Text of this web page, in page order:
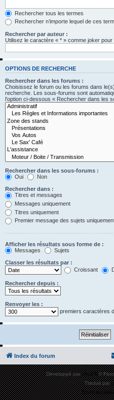
Rechercher tous les termes
Rechercher n’importe lequel de ces
Rechercher par auteur :
Utilisez le caractère « * » comme joker pour
OPTIONS DE RECHERCHE
Rechercher dans les forums :
Choisissez le forum ou les forums dans
recherche. Les sous-forums sont
l’option ci-dessous « Rechercher dans les
Rechercher dans les sous-forums :
Oui
Non
Rechercher dans :
Titres et messages
Messages uniquement
Titres uniquement
Premier message des sujets
Afficher les résultats sous forme de :
Messages
Sujets
Classer les résultats par :
Croissant
Rechercher depuis :
Renvoyer les :
premiers caractères
Index du forum
Développé parphpBB®
Traduit par